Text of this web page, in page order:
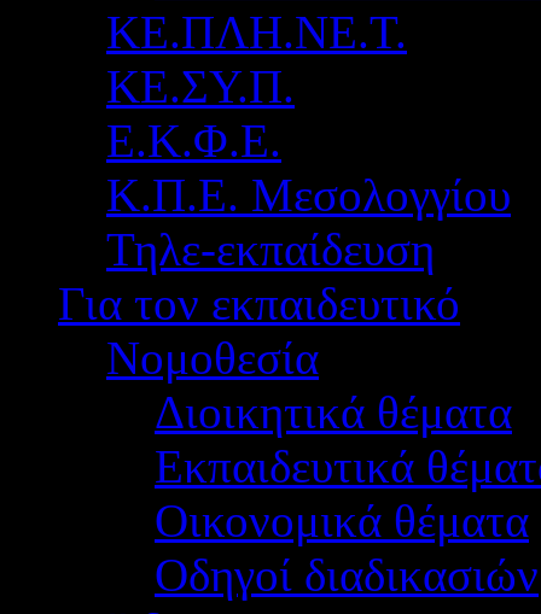
ΚΕ.ΠΛΗ.ΝΕ.Τ.
ΚΕ.ΣΥ.Π.
Ε.Κ.Φ.Ε.
Κ.Π.Ε. Μεσολογγίου
Τηλε-εκπαίδευση
Για τον εκπαιδευτικό
Νομοθεσία
Διοικητικά θέματα
Εκπαιδευτικά
Οικονομικά θέματα
Οδηγοί διαδικασιών